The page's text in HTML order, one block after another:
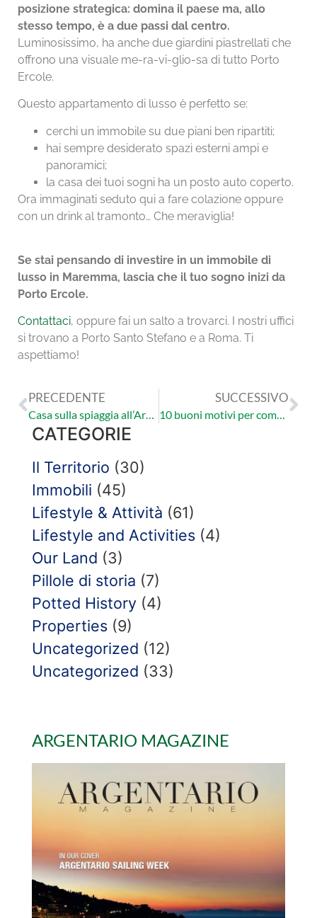
posizione strategica: domina il paese ma, allo
stesso tempo, è a due passi dal centro.
Luminosissimo, ha anche due giardini piastrellati che
offrono una visuale me-ra-vi-glio-sa di tutto Porto
Ercole.
Questo appartamento di lusso è perfetto se:
cerchi un immobile su due piani ben ripartiti;
hai sempre desiderato spazi esterni ampi e
panoramici;
la casa dei tuoi sogni ha un posto auto coperto.
Ora immaginati seduto qui a fare colazione oppure
con un drink al tramonto… Che meraviglia!
Se stai pensando di investire in un immobile di
lusso in Maremma, lascia che il tuo sogno inizi da
Porto Ercole.
Contattaci, oppure fai un salto a trovarci. I nostri uffici
si trovano a Porto Santo Stefano e a Roma. Ti
aspettiamo!
PRECEDENTE
Casa sulla spiaggia all’Argentario. Prezzo e dettagli
SUCCESSIVO
10 buoni motivi per comprare casa all’Argentario
CATEGORIE
Il Territorio (30)
Immobili (45)
Lifestyle & Attività (61)
Lifestyle and Activities (4)
Our Land (3)
Pillole di storia (7)
Potted History (4)
Properties (9)
Uncategorized (12)
Uncategorized (33)
ARGENTARIO MAGAZINE